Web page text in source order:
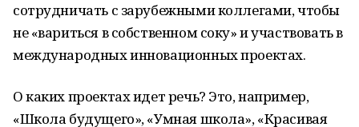
сотрудничать с зарубежными коллегами, чтобы
не «вариться в собственном соку» и участвовать в
международных инновационных проектах.
О каких проектах идет речь? Это, например,
«Школа будущего», «Умная школа», «Красивая